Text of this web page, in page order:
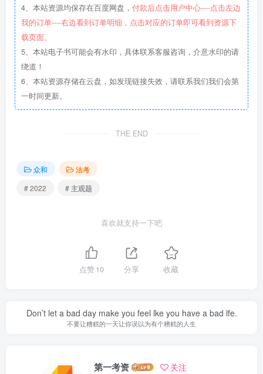
4、本站资源均保存在百度网盘， 付款后点击用户中心----点击左边
我的订单----右边看到订单明细，点击对应的订单即可看到资源下
载页面。
5、本站电子书可能会有水印，具体联系客服咨询，介意水印的请
绕道！
6、本站资源存储在云盘，如发现链接失效，请联系我们我们会第
一时间更新。
THE END
众和
法考
# 2022
# 主观题
喜欢就支持一下吧
点赞10 分享 收藏
Don’t let a bad day make you feel lke you have a bad lfe.
不要让糟糕的一天让你误以为有个糟糕的人生
第一考资 关注